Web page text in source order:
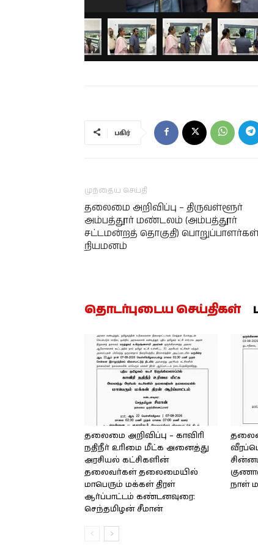
பகிர்
முந்தைய செய்தி
தலைமை அறிவிப்பு – திருவள்ளூர்
அம்பத்தூர் மண்டலம் (அம்பத்தூர்
சட்டமன்றத் தொகுதி)
நியமனம்
தொடர்புடைய செய்திகள்
தலைமை அறிவிப்பு – காவிரி
நதிநீர் உரிமை மீட்க அனைத்து
அரசியல் கட்சிகளின்
தலைவர்கள் தலைமையில்
மாபெரும் மக்கள் திரள்
ஆர்ப்பாட்டம் கண்டனவுரை:
செந்தமிழன் சீமான்
நாள்